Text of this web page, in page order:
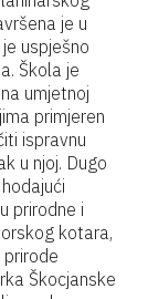
je u
uspješno
Škola je
umjetnoj
primjeren
ispravnu
u njoj. Dugo
prirodne i
kotara,
Škocjanske